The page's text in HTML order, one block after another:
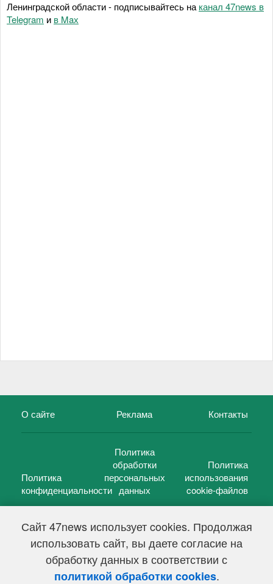
Сайт 47news использует cookies. Продолжая
использовать сайт, вы даете согласие на
обработку данных в соответствии с
политикой обработки cookies.
Ленинградской области - подписывайтесь на канал 47news в
Telegram и в Maх
О сайте Реклама Контакты
Политика
конфиденциальности
Политика
обработки
персональных
данных
Политика
использования
cookie-файлов
47 новостей (47 news)2005 — 2026 г.
Свидетельство о регистрации СМИ Эл № ФС 77-39848, выдано
Федеральной службой по надзору в сфере связи,
информационных технологий и массовых коммуникаций